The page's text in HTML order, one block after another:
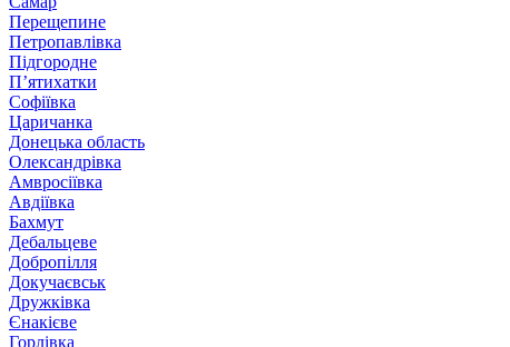
Перещепине
Петропавлівка
Підгородне
П’ятихатки
Софіївка
Царичанка
Донецька область
Олександрівка
Амвросіївка
Авдіївка
Бахмут
Дебальцеве
Добропілля
Докучаєвськ
Дружківка
Єнакієве
Горлівка